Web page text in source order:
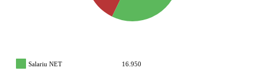
Salariu NET 16.950